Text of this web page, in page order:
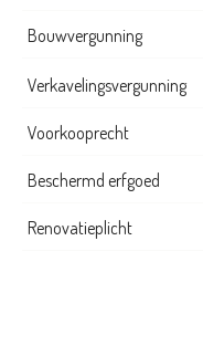
Bouwvergunning
Verkavelingsvergunning
Voorkooprecht
Beschermd erfgoed
Renovatieplicht